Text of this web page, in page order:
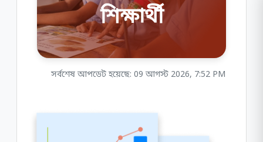
শিক্ষার্থী
সর্বশেষ আপডেট হয়েছে: 09 আগস্ট 2026, 7:52 PM